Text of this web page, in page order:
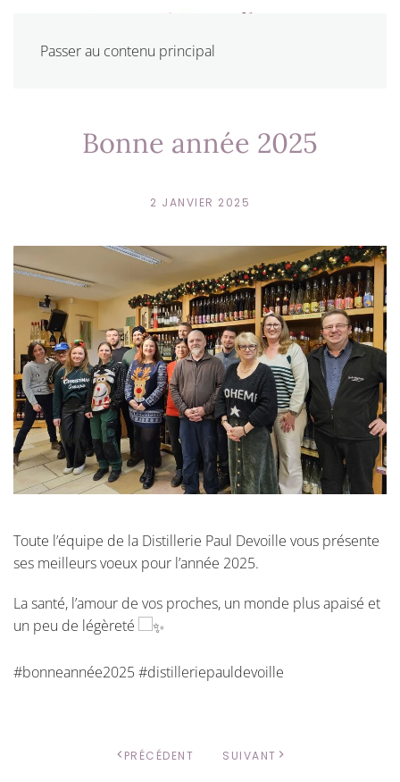
Passer au contenu principal
Bonne année 2025
2 JANVIER 2025
Toute l’équipe de la Distillerie Paul Devoille vous présente
ses meilleurs voeux pour l’année 2025.
La santé, l’amour de vos proches, un monde plus apaisé et
un peu de légèreté
#bonneannée2025 #distilleriepauldevoille
PRÉCÉDENT SUIVANT